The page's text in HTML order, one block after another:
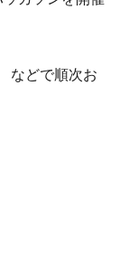
などで順次お